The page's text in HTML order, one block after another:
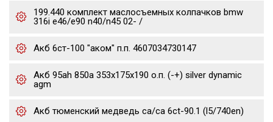
199.440 комплект маслосъемных колпачков bmw
316i e46/e90 n40/n45 02- /
Акб 6ст-100 "аком" п.п. 4607034730147
Акб 95ah 850a 353x175x190 о.п. (-+) silver dynamic
agm
Акб тюменский медведь ca/ca 6ct-90.1 (l5/740en)